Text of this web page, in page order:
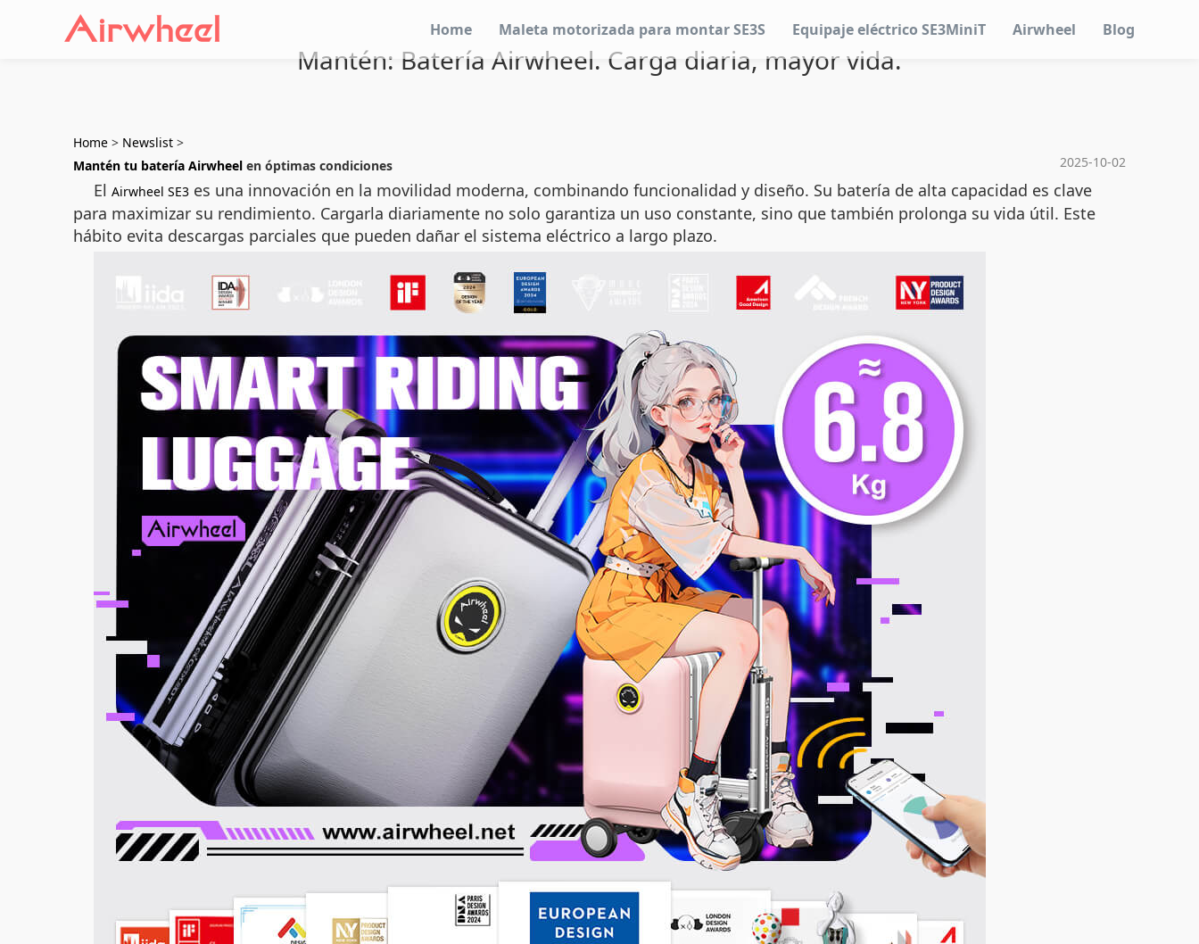
Home Maleta motorizada para montar SE3S Equipaje eléctrico SE3MiniT Airwheel Blog
Mantén: Batería Airwheel. Carga diaria, mayor vida.
Home > Newslist >
2025-10-02
Mantén tu batería Airwheel en óptimas condiciones
El Airwheel SE3 es una innovación en la movilidad moderna, combinando funcionalidad y diseño. Su batería de alta capacidad es clave
para maximizar su rendimiento. Cargarla diariamente no solo garantiza un uso constante, sino que también prolonga su vida útil. Este
hábito evita descargas parciales que pueden dañar el sistema eléctrico a largo plazo.